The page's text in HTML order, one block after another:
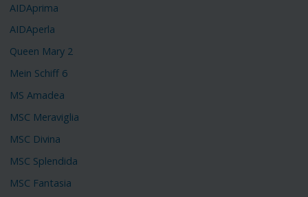
AIDAprima
AIDAperla
Queen Mary 2
Mein Schiff 6
MS Amadea
MSC Meraviglia
MSC Divina
MSC Splendida
MSC Fantasia